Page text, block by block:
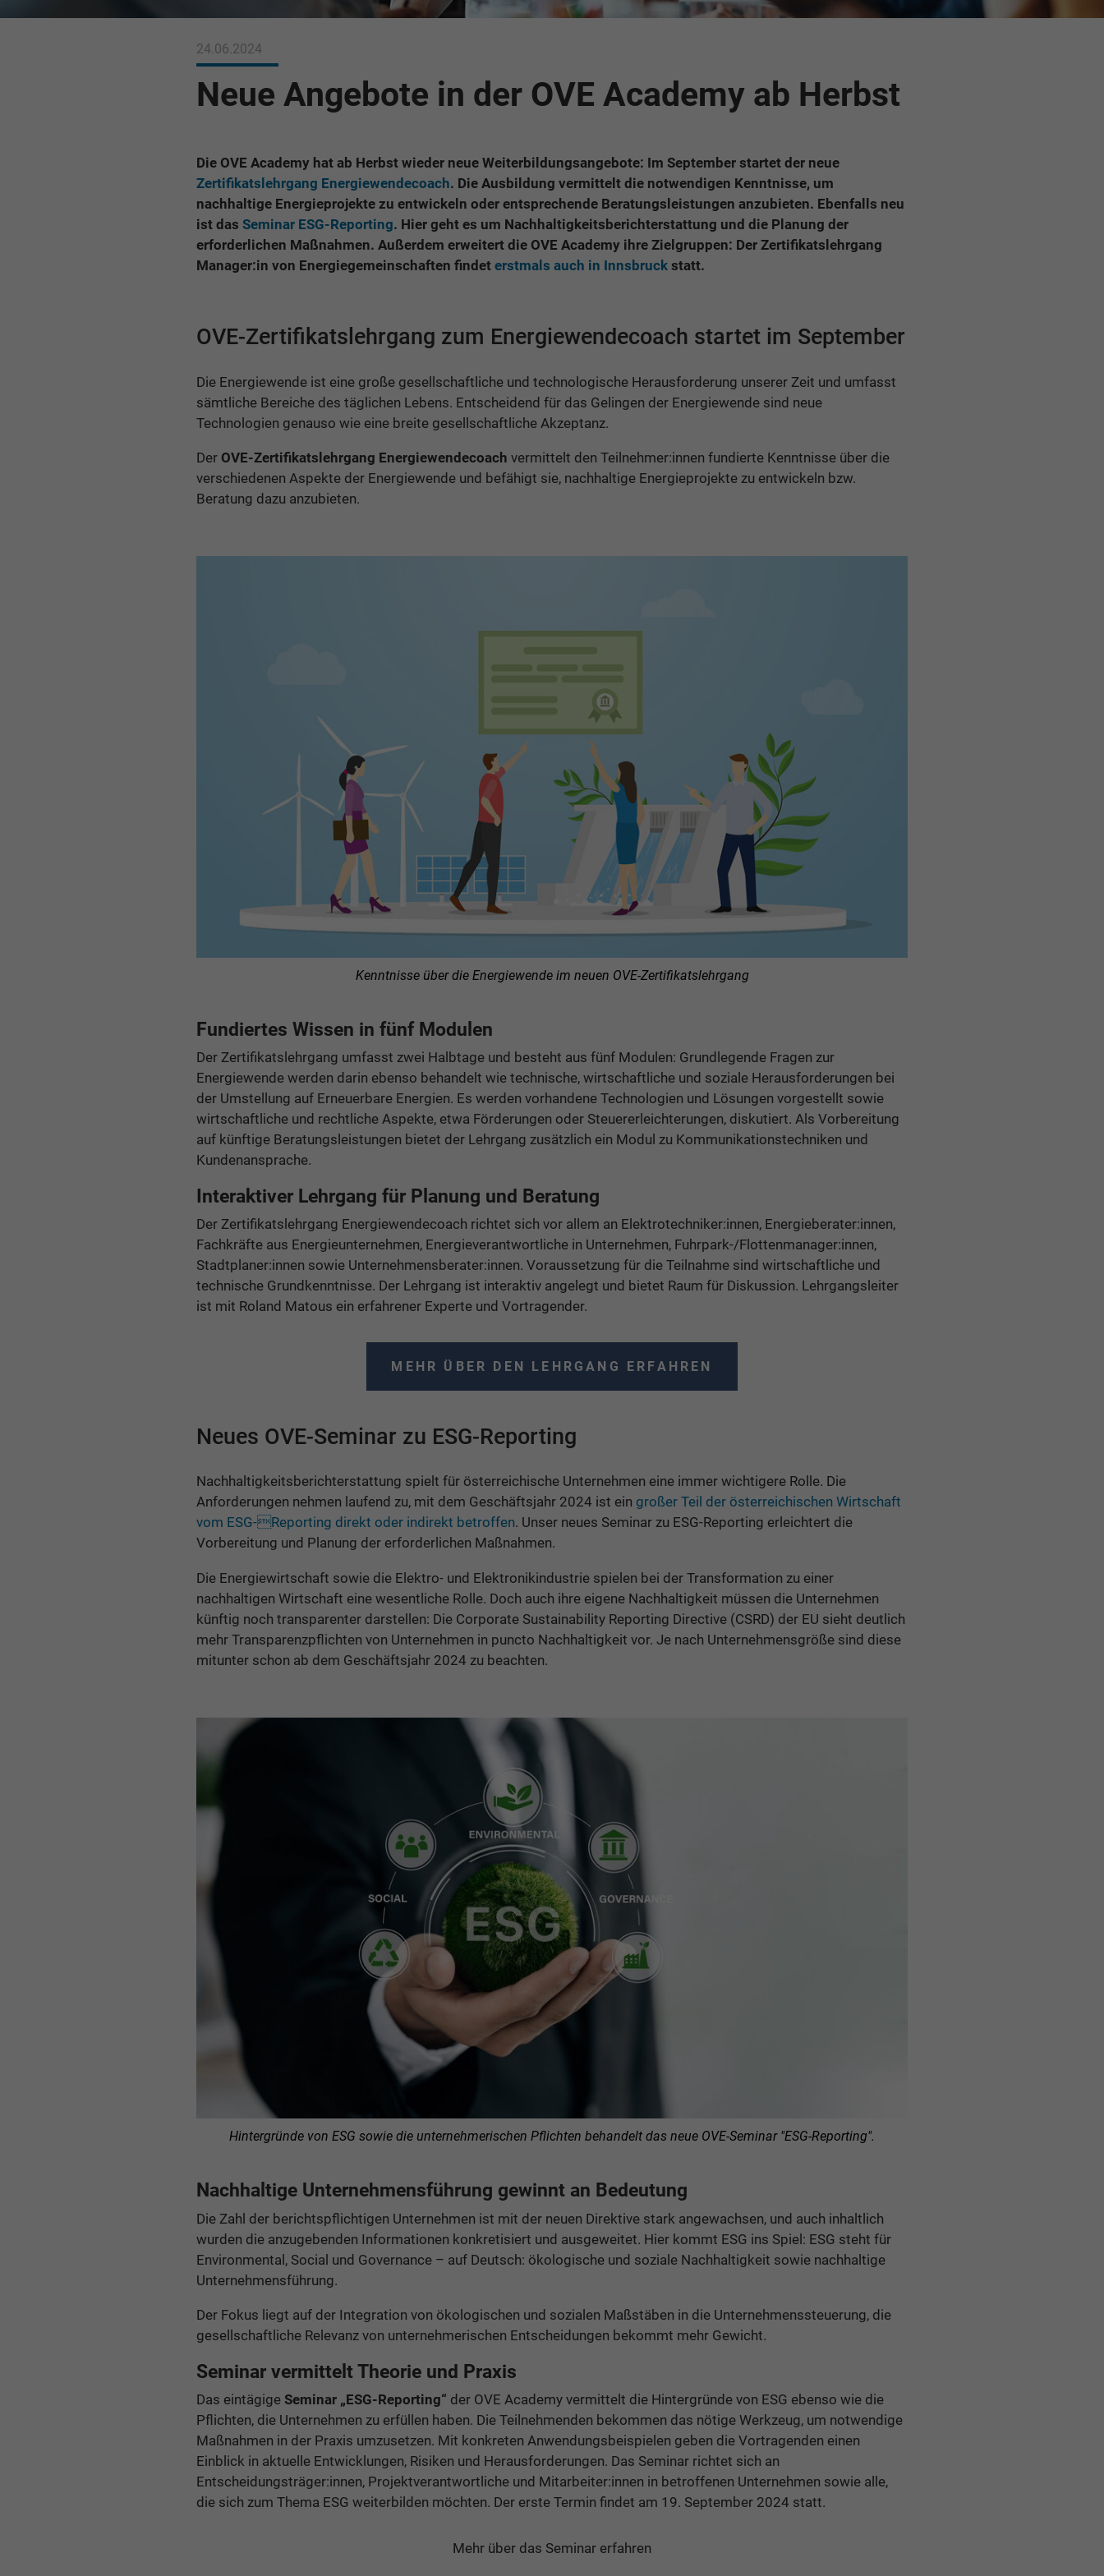
24.06.2024
Neue Angebote in der OVE Academy ab Herbst
Die OVE Academy hat ab Herbst wieder neue Weiterbildungsangebote: Im September startet der neue
Zertifikatslehrgang Energiewendecoach. Die Ausbildung vermittelt die notwendigen Kenntnisse, um
nachhaltige Energieprojekte zu entwickeln oder entsprechende Beratungsleistungen anzubieten. Ebenfalls neu
ist das Seminar ESG-Reporting. Hier geht es um Nachhaltigkeitsberichterstattung und die Planung der
erforderlichen Maßnahmen. Außerdem erweitert die OVE Academy ihre Zielgruppen: Der Zertifikatslehrgang
Manager:in von Energiegemeinschaften findet erstmals auch in Innsbruck statt.
OVE-Zertifikatslehrgang zum Energiewendecoach startet im September
Die Energiewende ist eine große gesellschaftliche und technologische Herausforderung unserer Zeit und umfasst
sämtliche Bereiche des täglichen Lebens. Entscheidend für das Gelingen der Energiewende sind neue
Technologien genauso wie eine breite gesellschaftliche Akzeptanz.
Der OVE-Zertifikatslehrgang Energiewendecoach vermittelt den Teilnehmer:innen fundierte Kenntnisse über die
verschiedenen Aspekte der Energiewende und befähigt sie, nachhaltige Energieprojekte zu entwickeln bzw.
Beratung dazu anzubieten.
Kenntnisse über die Energiewende im neuen OVE-Zertifikatslehrgang
Fundiertes Wissen in fünf Modulen
Der Zertifikatslehrgang umfasst zwei Halbtage und besteht aus fünf Modulen: Grundlegende Fragen zur
Energiewende werden darin ebenso behandelt wie technische, wirtschaftliche und soziale Herausforderungen bei
der Umstellung auf Erneuerbare Energien. Es werden vorhandene Technologien und Lösungen vorgestellt sowie
wirtschaftliche und rechtliche Aspekte, etwa Förderungen oder Steuererleichterungen, diskutiert. Als Vorbereitung
auf künftige Beratungsleistungen bietet der Lehrgang zusätzlich ein Modul zu Kommunikationstechniken und
Kundenansprache.
Interaktiver Lehrgang für Planung und Beratung
Der Zertifikatslehrgang Energiewendecoach richtet sich vor allem an Elektrotechniker:innen, Energieberater:innen,
Fachkräfte aus Energieunternehmen, Energieverantwortliche in Unternehmen, Fuhrpark-/Flottenmanager:innen,
Stadtplaner:innen sowie Unternehmensberater:innen. Voraussetzung für die Teilnahme sind wirtschaftliche und
technische Grundkenntnisse. Der Lehrgang ist interaktiv angelegt und bietet Raum für Diskussion. Lehrgangsleiter
ist mit Roland Matous ein erfahrener Experte und Vortragender.
MEHR ÜBER DEN LEHRGANG ERFAHREN
Neues OVE-Seminar zu ESG-Reporting
Nachhaltigkeitsberichterstattung spielt für österreichische Unternehmen eine immer wichtigere Rolle. Die
Anforderungen nehmen laufend zu, mit dem Geschäftsjahr 2024 ist ein großer Teil der österreichischen Wirtschaft
vom ESG-Reporting direkt oder indirekt betroffen. Unser neues Seminar zu ESG-Reporting erleichtert die
Vorbereitung und Planung der erforderlichen Maßnahmen.
Die Energiewirtschaft sowie die Elektro- und Elektronikindustrie spielen bei der Transformation zu einer
nachhaltigen Wirtschaft eine wesentliche Rolle. Doch auch ihre eigene Nachhaltigkeit müssen die Unternehmen
künftig noch transparenter darstellen: Die Corporate Sustainability Reporting Directive (CSRD) der EU sieht deutlich
mehr Transparenzpflichten von Unternehmen in puncto Nachhaltigkeit vor. Je nach Unternehmensgröße sind diese
mitunter schon ab dem Geschäftsjahr 2024 zu beachten.
Hintergründe von ESG sowie die unternehmerischen Pflichten behandelt das neue OVE-Seminar "ESG-Reporting".
Nachhaltige Unternehmensführung gewinnt an Bedeutung
Die Zahl der berichtspflichtigen Unternehmen ist mit der neuen Direktive stark angewachsen, und auch inhaltlich
wurden die anzugebenden Informationen konkretisiert und ausgeweitet. Hier kommt ESG ins Spiel: ESG steht für
Environmental, Social und Governance – auf Deutsch: ökologische und soziale Nachhaltigkeit sowie nachhaltige
Unternehmensführung.
Der Fokus liegt auf der Integration von ökologischen und sozialen Maßstäben in die Unternehmenssteuerung, die
gesellschaftliche Relevanz von unternehmerischen Entscheidungen bekommt mehr Gewicht.
Seminar vermittelt Theorie und Praxis
Das eintägige Seminar „ESG-Reporting“ der OVE Academy vermittelt die Hintergründe von ESG ebenso wie die
Pflichten, die Unternehmen zu erfüllen haben. Die Teilnehmenden bekommen das nötige Werkzeug, um notwendige
Maßnahmen in der Praxis umzusetzen. Mit konkreten Anwendungsbeispielen geben die Vortragenden einen
Einblick in aktuelle Entwicklungen, Risiken und Herausforderungen. Das Seminar richtet sich an
Entscheidungsträger:innen, Projektverantwortliche und Mitarbeiter:innen in betroffenen Unternehmen sowie alle,
die sich zum Thema ESG weiterbilden möchten. Der erste Termin findet am 19. September 2024 statt.
Mehr über das Seminar erfahren